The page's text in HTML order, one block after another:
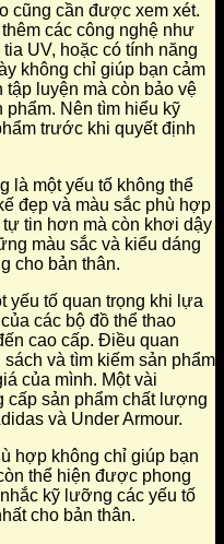
cũng cần được xem xét.
các công nghệ như
UV, hoặc có tính năng
không chỉ giúp bạn cảm
luyện mà còn bảo vệ
phẩm. Nên tìm hiểu kỹ
trước khi quyết định
là một yếu tố không thể
đẹp và màu sắc phù hợp
tin hơn mà còn khơi dậy
màu sắc và kiểu dáng
cho bản thân.
yếu tố quan trọng khi lựa
các bộ đồ thể thao
cao cấp. Điều quan
và tìm kiếm sản phẩm
của mình. Một vài
cấp sản phẩm chất lượng
và Under Armour.
hợp không chỉ giúp bạn
thể hiện được phong
kỹ lưỡng các yếu tố
cho bản thân.